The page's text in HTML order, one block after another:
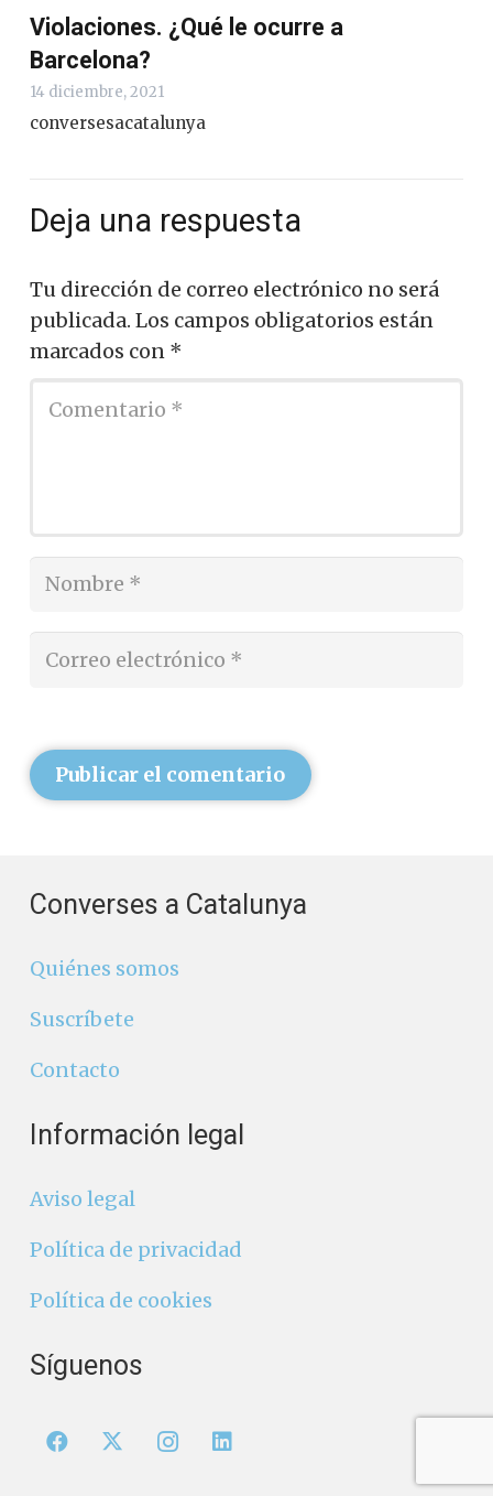
Violaciones. ¿Qué le ocurre a
Barcelona?
14 diciembre, 2021
conversesacatalunya
Deja una respuesta
Tu dirección de correo electrónico no será
publicada. Los campos obligatorios están
marcados con *
Publicar el comentario
Converses a Catalunya
Quiénes somos
Suscríbete
Contacto
Información legal
Aviso legal
Política de privacidad
Política de cookies
Síguenos